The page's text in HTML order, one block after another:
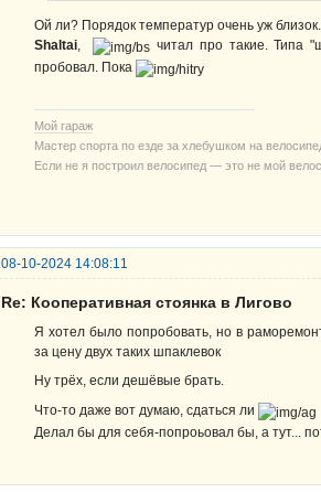
Ой ли? Порядок температур очень уж близок.
Shaltai
читал про такие. Типа
пробовал. Пока
Мой гараж
Мастер спорта по езде за хлебушком на
Если не я построил велосипед — это не мой
08-10-2024 14:08:11
Re: Кооперативная стоянка в Лигово
Я хотел было попробовать, но в
за цену двух таких шпаклевок
Ну трёх, если дешёвые брать.
Что-то даже вот думаю, сдаться ли
Делал бы для себя-попроьовал бы, а тут...